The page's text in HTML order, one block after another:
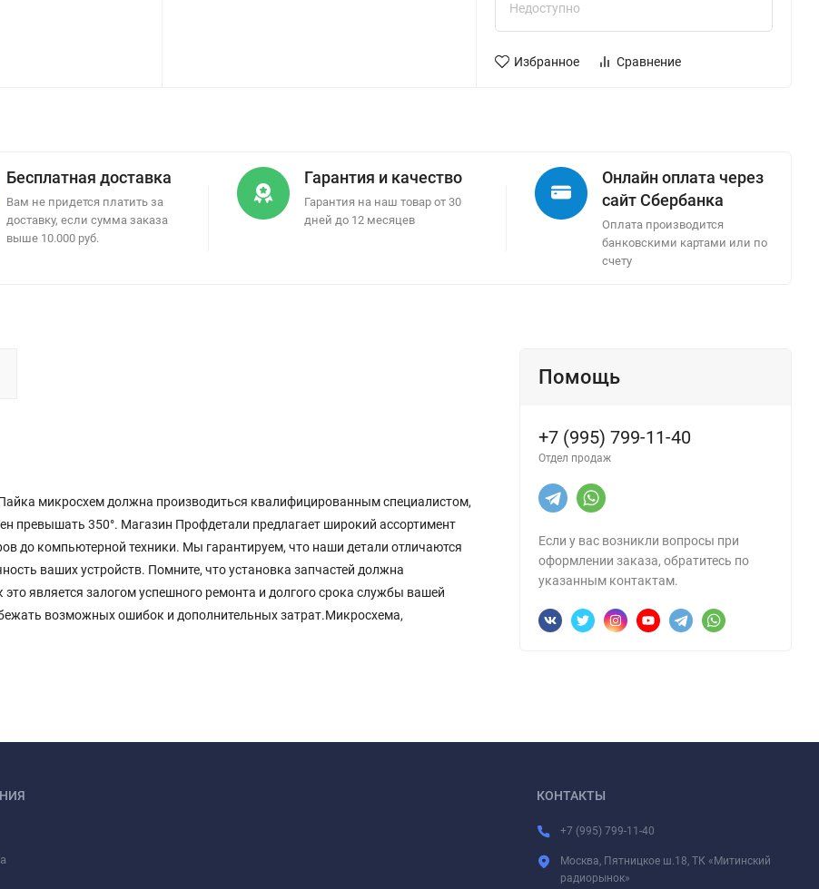
Недоступно
Избранное Сравнение
Бесплатная доставка
Вам не придется платить за
доставку, если сумма заказа
выше 10.000 руб.
Гарантия и качество
Гарантия на наш товар от 30
дней до 12 месяцев
Онлайн оплата через
сайт Сбербанка
Оплата производится
банковскими картами или по
счету
микросхем должна производиться квалифицированным специалистом,
превышать 350°. Магазин Профдетали предлагает широкий ассортимент
до компьютерной техники. Мы гарантируем, что наши детали отличаются
ваших устройств. Помните, что установка запчастей должна
является залогом успешного ремонта и долгого срока службы вашей
возможных ошибок и дополнительных затрат.Микросхема,
Помощь
+7 (995) 799-11-40
Отдел продаж
Если у вас возникли вопросы при
оформлении заказа, обратитесь по
указанным контактам.
КОНТАКТЫ
+7 (995) 799-11-40
Москва, Пятницкое ш.18, ТК «Митинский
радиорынок»